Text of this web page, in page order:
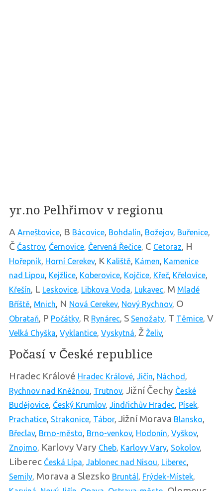
yr.no Pelhřimov v regionu
A Arneštovice, B Bácovice, Bohdalín, Božejov, Buřenice,
Č Častrov, Černovice, Červená Řečice, C Cetoraz, H
Hořepník, Horní Cerekev, K Kaliště, Kámen, Kamenice
nad Lipou, Kejžlice, Koberovice, Kojčice, Křeč, Křelovice,
Křešín, L Leskovice, Libkova Voda, Lukavec, M Mladé
Bříště, Mnich, N Nová Cerekev, Nový Rychnov, O
Obrataň, P Počátky, R Rynárec, S Senožaty, T Těmice, V
Velká Chyška, Vyklantice, Vyskytná, Ž Želiv,
Počasí v České republice
Hradec Králové Hradec Králové, Jičín, Náchod ,
Rychnov nad Kněžnou, Trutnov, Jižní Čechy České
Budějovice, Český Krumlov, Jindřichův Hradec, Písek,
Prachatice, Strakonice, Tábor, Jižní Morava Blansko,
Břeclav, Brno-město, Brno-venkov, Hodonín, Vyškov,
Znojmo, Karlovy Vary Cheb, Karlovy Vary, Sokolov,
Liberec Česká Lípa, Jablonec nad Nisou, Liberec,
Semily, Morava a Slezsko Bruntál, Frýdek-Místek,